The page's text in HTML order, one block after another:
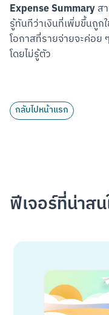
Expense Summary ส
รู้ทันทีว่าเงินที่เพิ่มขึ้นถูกใ
โอกาสที่รายจ่ายจะค่อย
โดยไม่รู้ตัว
กลับไปหน้าแรก
ฟีเจอร์ที่น่าสน